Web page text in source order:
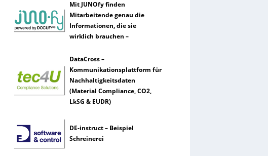
Mit JUNOfy finden
Mitarbeitende genau die
Informationen, die sie
wirklich brauchen –
DataCross –
Kommunikationsplattform für
Nachhaltigkeitsdaten
(Material Compliance, CO2,
LkSG & EUDR)
DE-instruct – Beispiel
Schreinerei